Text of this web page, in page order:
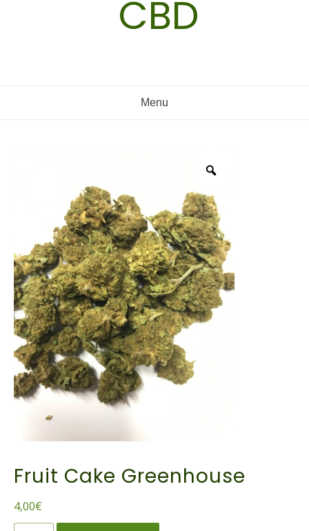
CBD
Menu
Fruit Cake Greenhouse
4,00€